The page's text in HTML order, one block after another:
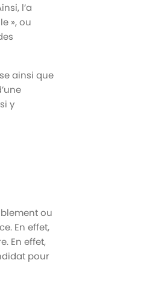
l’a
», ou
ainsi que
y
ou
En effet,
En effet,
pour